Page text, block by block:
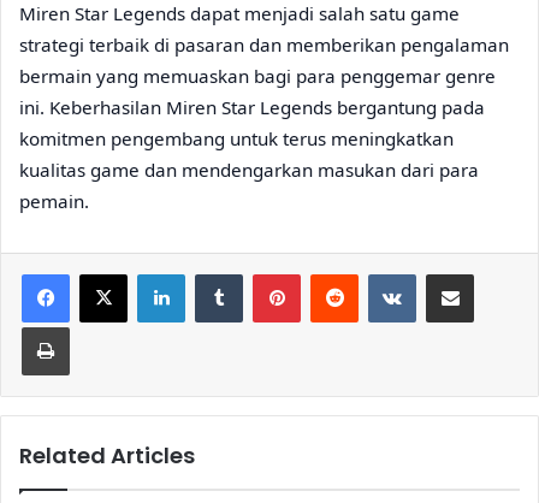
Miren Star Legends dapat menjadi salah satu game
strategi terbaik di pasaran dan memberikan pengalaman
bermain yang memuaskan bagi para penggemar genre
ini. Keberhasilan Miren Star Legends bergantung pada
komitmen pengembang untuk terus meningkatkan
kualitas game dan mendengarkan masukan dari para
pemain.
Related Articles